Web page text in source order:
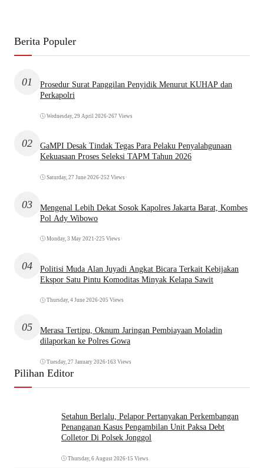
Berita Populer
01
Prosedur Surat Panggilan Penyidik Menurut KUHAP dan
Perkapolri
Wednesday, 29 April 2026•267 Views
02
GaMPI Desak Tindak Tegas Para Pelaku Penyalahgunaan
Kekuasaan Proses Seleksi TAPM Tahun 2026
Saturday, 27 June 2026•252 Views
03
Mengenal Lebih Dekat Sosok Kapolres Jakarta Barat, Kombes
Pol Ady Wibowo
Monday, 3 May 2021 •225 Views
04
Politisi Muda Alan Juyadi Angkat Bicara Terkait Kebijakan
Ekspor Satu Pintu Komoditas Minyak Kelapa Sawit
Thursday, 4 June 2026•205 Views
05
Merasa Tertipu, Oknum Jaringan Pembiayaan Moladin
dilaporkan ke Polres Gowa
Tuesday, 27 January 2026•163 Views
Pilihan Editor
Setahun Berlalu, Pelapor Pertanyakan Perkembangan
Penanganan Kasus Pengambilan Unit Paksa Debt
Colletor Di Polsek Jonggol
Thursday, 6 August 2026•15 Views